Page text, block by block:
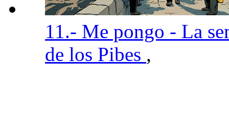
11.- Me pongo - La
de los Pibes ,